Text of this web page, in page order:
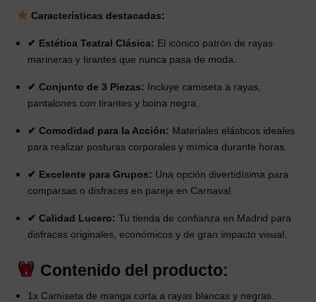
Características destacadas:
✔ Estética Teatral Clásica: El icónico patrón de rayas
marineras y tirantes que nunca pasa de moda.
✔ Conjunto de 3 Piezas: Incluye camiseta a rayas,
pantalones con tirantes y boina negra.
✔ Comodidad para la Acción: Materiales elásticos ideales
para realizar posturas corporales y mímica durante horas.
✔ Excelente para Grupos: Una opción divertidísima para
comparsas o disfraces en pareja en Carnaval.
✔ Calidad Lucero: Tu tienda de confianza en Madrid para
disfraces originales, económicos y de gran impacto visual.
Contenido del producto:
1x Camiseta de manga corta a rayas blancas y negras.